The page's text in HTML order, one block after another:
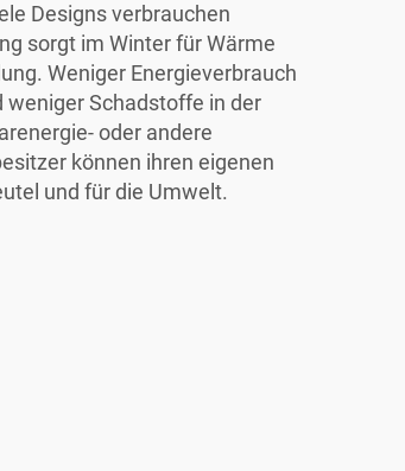
Designs verbrauchen
sorgt im Winter für Wärme
Weniger Energieverbrauch
weniger Schadstoffe in der
oder andere
können ihren eigenen
und für die Umwelt.